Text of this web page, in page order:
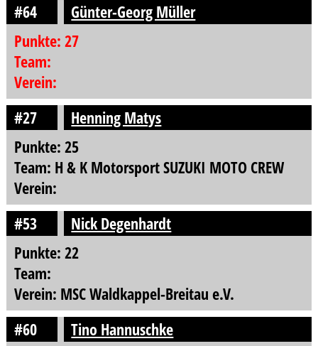
#64
Günter-Georg Müller
Punkte: 27
Team:
Verein:
#27
Henning Matys
Punkte: 25
Team: H & K Motorsport SUZUKI MOTO CREW
Verein:
#53
Nick Degenhardt
Punkte: 22
Team:
Verein: MSC Waldkappel-Breitau e.V.
#60
Tino Hannuschke